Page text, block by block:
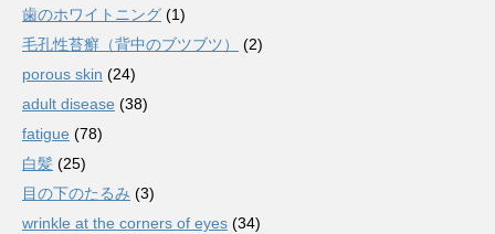
歯のホワイトニング (1)
毛孔性苔癬（背中のブツブツ）
(2)
porous skin (24)
adult disease (38)
fatigue (78)
白髪 (25)
目の下のたるみ (3)
wrinkle at the corners of eyes (34)